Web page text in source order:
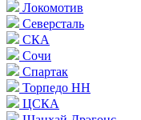
Локомотив
Северсталь
СКА
Сочи
Спартак
Торпедо НН
ЦСКА